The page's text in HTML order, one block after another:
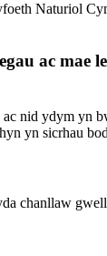
Naturiol
ac mae
nid ydym
yn sicrhau
chanllaw